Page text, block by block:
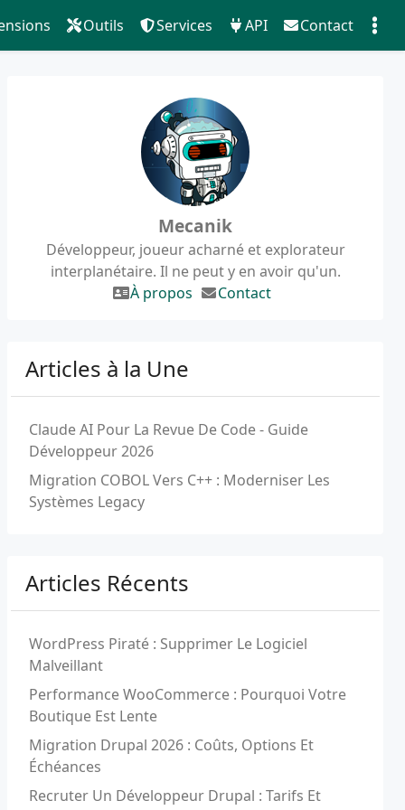
Outils Services API Contact
Mecanik
Développeur, joueur acharné et explorateur
interplanétaire. Il ne peut y en avoir qu'un.
À propos
Contact
Articles à la Une
Claude AI Pour La Revue De Code - Guide
Développeur 2026
Migration COBOL Vers C++ : Moderniser Les
Systèmes Legacy
Articles Récents
WordPress Piraté : Supprimer Le Logiciel
Malveillant
Performance WooCommerce : Pourquoi Votre
Boutique Est Lente
Migration Drupal 2026 : Coûts, Options Et
Échéances
Recruter Un Développeur Drupal : Tarifs Et